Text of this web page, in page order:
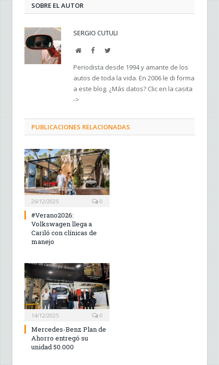
SOBRE EL AUTOR
SERGIO CUTULI
Web FacebookTwitter
Periodista desde 1994 y amante de los
autos de toda la vida. En 2006 le di forma
a este blog. ¿Más datos? Clic en la casita
->
PUBLICACIONES RELACIONADAS
26/12/2025 0
#Verano2026:
Volkswagen llega a
Cariló con clínicas de
manejo
14/12/2025 0
Mercedes-Benz Plan de
Ahorro entregó su
unidad 50.000